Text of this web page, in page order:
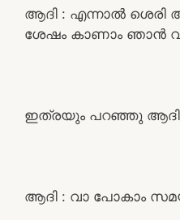
ആദി : എന്നാൽ
ശേഷം കാണാം ഞാൻ
ഇത്രയും പറഞ്ഞു ആദി
ആദി : വാ പോകാം